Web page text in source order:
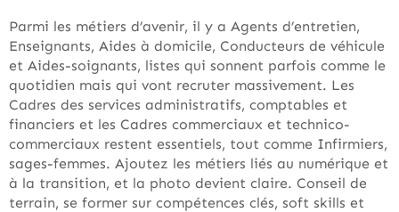
Parmi les métiers d’avenir, il y a Agents d’entretien,
Enseignants, Aides à domicile, Conducteurs de véhicule
et Aides-soignants, listes qui sonnent parfois comme le
quotidien mais qui vont recruter massivement. Les
Cadres des services administratifs, comptables et
financiers et les Cadres commerciaux et technico-
commerciaux restent essentiels, tout comme Infirmiers,
sages-femmes. Ajoutez les métiers liés au numérique et
à la transition, et la photo devient claire. Conseil de
terrain, se former sur compétences clés, soft skills et